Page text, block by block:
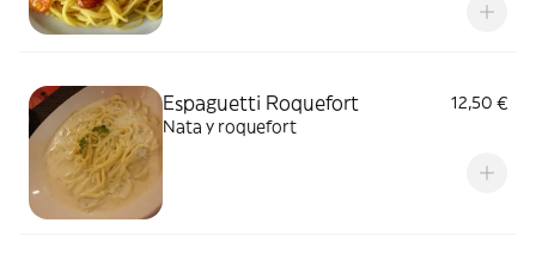
Espaguetti Roquefort
12,50 €
Nata y roquefort